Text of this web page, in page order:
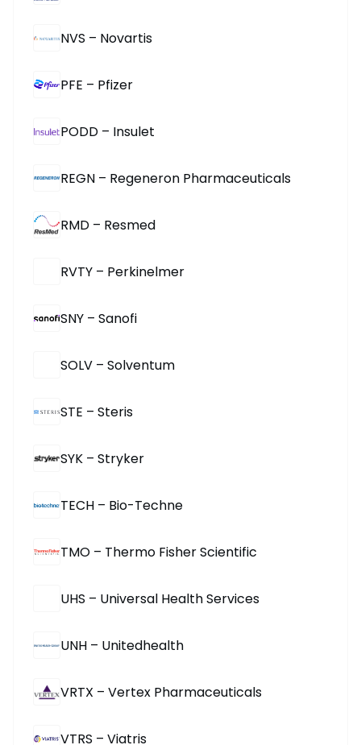
NVS – Novartis
PFE – Pfizer
PODD – Insulet
REGN – Regeneron Pharmaceuticals
RMD – Resmed
RVTY – Perkinelmer
SNY – Sanofi
SOLV – Solventum
STE – Steris
SYK – Stryker
TECH – Bio-Techne
TMO – Thermo Fisher Scientific
UHS – Universal Health Services
UNH – Unitedhealth
VRTX – Vertex Pharmaceuticals
VTRS – Viatris